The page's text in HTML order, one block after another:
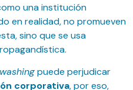
una institución
en realidad, no promueven
sino que se usa
puede perjudicar
corporativa, por eso,